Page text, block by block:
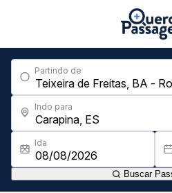
Partindo de
Indo para
Ida
Buscar